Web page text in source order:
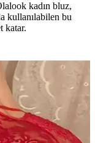
kadın bluz,
kullanılabilen bu
katar.